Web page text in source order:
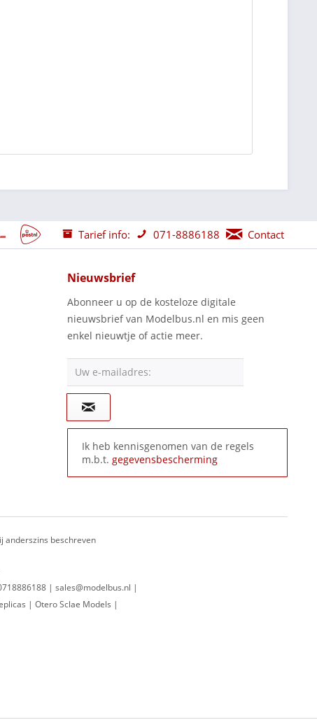
Tarief info: 071-8886188 Contact
Nieuwsbrief
Abonneer u op de kosteloze digitale
nieuwsbrief van Modelbus.nl en mis geen
enkel nieuwtje of actie meer.
Uw e-mailadres:
Ik heb kennisgenomen van de regels
m.b.t. gegevensbescherming
anderszins beschreven
| sales@modelbus.nl |
| Otero Sclae Models |